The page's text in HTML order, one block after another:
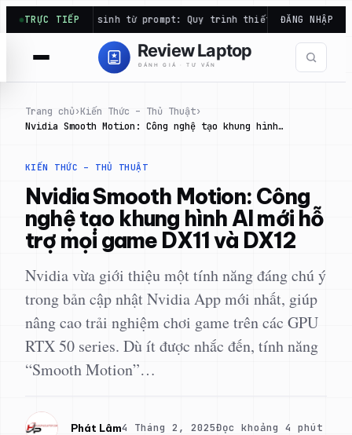
Chuyển
đến
phần
TRỰC TIẾP
tặng học sinh từ prompt: Quy trình thiết kế mẫu… Bảo
ĐĂNG NHẬP
Trang chủ›Kiến Thức – Thủ Thuật›
Nvidia Smooth Motion: Công nghệ tạo khung hình…
KIẾN THỨC – THỦ THUẬT
Nvidia Smooth Motion: Công
nghệ tạo khung hình AI mới hỗ
trợ mọi game DX11 và DX12
Nvidia vừa giới thiệu một tính năng đáng chú ý
trong bản cập nhật Nvidia App mới nhất, giúp
nâng cao trải nghiệm chơi game trên các GPU
RTX 50 series. Dù ít được nhắc đến, tính năng
“Smooth Motion”…
Phát Lâm4 Tháng 2, 2025Đọc khoảng 4 phút